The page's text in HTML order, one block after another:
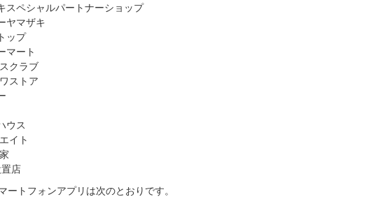
スペシャルパートナーショップ
ヤマザキ
ップ
マート
クラブ
ストア
ウス
イト
店
ートフォンアプリは次のとおりです。